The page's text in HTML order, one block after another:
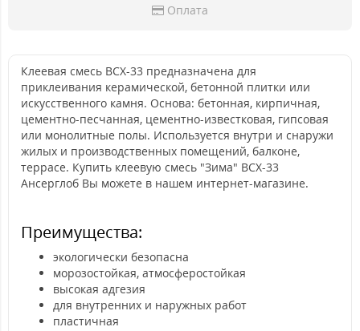
Оплата
Клеевая смесь ВСХ-33 предназначена для
приклеивания керамической, бетонной плитки или
искусственного камня. Основа: бетонная, кирпичная,
цементно-песчанная, цементно-известковая, гипсовая
или монолитные полы. Используется внутри и снаружи
жилых и производственных помещений, балконе,
террасе. Купить клеевую смесь "Зима" ВСХ-33
Ансерглоб Вы можете в нашем интернет-магазине.
Преимущества:
экологически безопасна
морозостойкая, атмосферостойкая
высокая адгезия
для внутренних и наружных работ
пластичная